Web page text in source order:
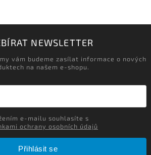
NEWSLETTER
vám budeme zasílat informace o nových
na našem e-shopu.
ochrany osobních údajů
Přihlásit se